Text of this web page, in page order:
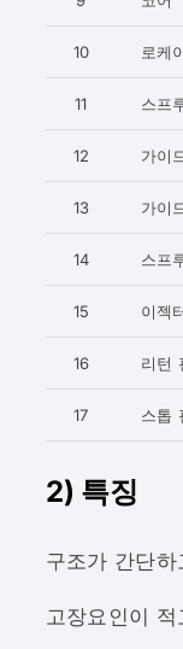
10 로케
11 스프
12 가이
13 가이
14 스프
15 이젝
16 리턴
17 스톱
2) 특징
구조가 간단
고장요인이